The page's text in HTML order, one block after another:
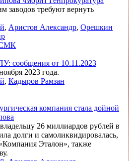
заводов требуют вернуть
, Аристов Александр, Орешкин
сообщения от 10.11.2023
2023 года.
, Кадыров Рамзан
компания стала дойной
26 миллиардов рублей в
долги и самоликвидировалась,
Эталон», также